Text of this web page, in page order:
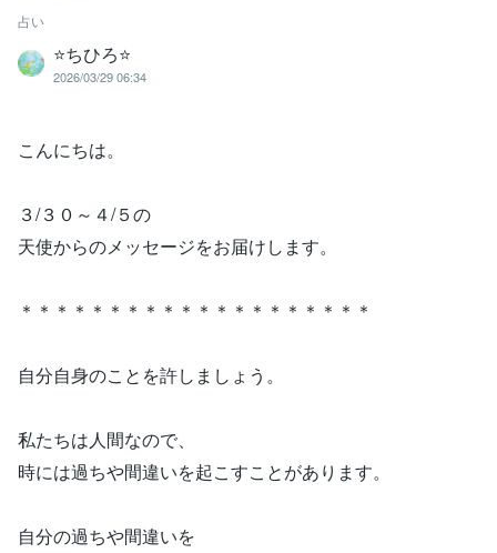
占い
⭐️ちひろ⭐️
2026/03/29 06:34
こんにちは。
３/３０～４/５の
天使からのメッセージをお届けします。
＊＊＊＊＊＊＊＊＊＊＊＊＊＊＊＊＊＊＊＊
自分自身のことを許しましょう。
私たちは人間なので、
時には過ちや間違いを起こすことがあります。
自分の過ちや間違いを